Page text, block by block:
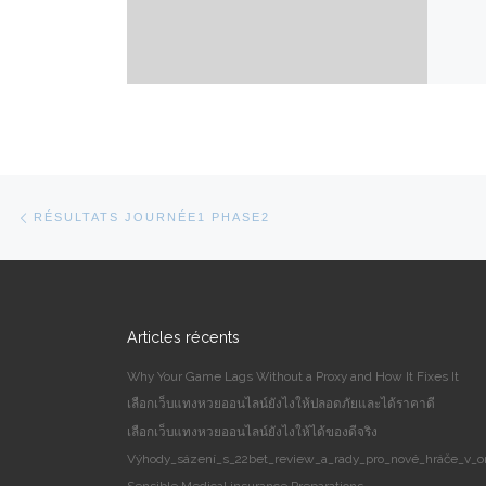
Parcourir les articles
RÉSULTATS JOURNÉE1 PHASE2
Articles récents
Why Your Game Lags Without a Proxy and How It Fixes It
เลือกเว็บแทงหวยออนไลน์ยังไงให้ปลอดภัยและได้ราคาดี
เลือกเว็บแทงหวยออนไลน์ยังไงให้ได้ของดีจริง